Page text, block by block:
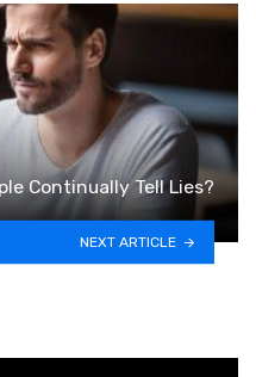
Continually Tell Lies?
NEXT ARTICLE